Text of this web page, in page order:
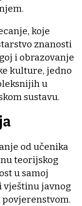
koje
znanosti
i obrazovanje
kulture, jedno
u
sustavu.
od učenika
teorijskog
u samoj
vještinu javnog